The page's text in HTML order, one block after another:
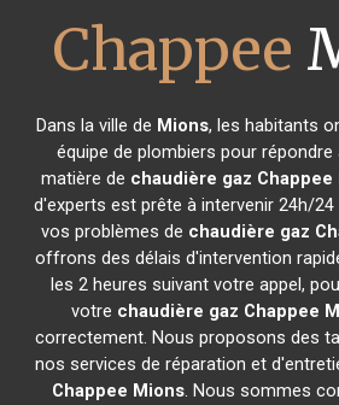
Chappee
Dans la ville de Mions, les habitants
équipe de plombiers pour
matière de chaudière gaz Chappee
d'experts est prête à intervenir 24h/
vos problèmes de chaudière gaz
offrons des délais d'intervention
les 2 heures suivant votre appel,
votre chaudière gaz Chappee
correctement. Nous proposons des
nos services de réparation et
Chappee Mions. Nous sommes